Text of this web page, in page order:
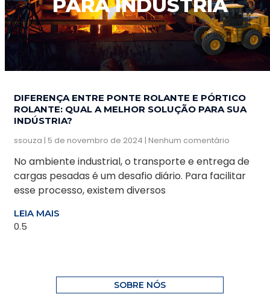
PARA INDÚSTRIA
DIFERENÇA ENTRE PONTE ROLANTE E PÓRTICO
ROLANTE: QUAL A MELHOR SOLUÇÃO PARA SUA
INDÚSTRIA?
ssouza 5 de novembro de 2024 Nenhum comentário
No ambiente industrial, o transporte e entrega de
cargas pesadas é um desafio diário. Para facilitar
esse processo, existem diversos
LEIA MAIS
SOBRE NÓS